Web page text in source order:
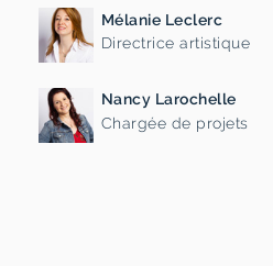
Mélanie Leclerc
Directrice artistique
Nancy Larochelle
Chargée de projets